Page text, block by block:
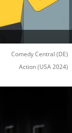
Comedy Central (DE)
Action(USA 2024)